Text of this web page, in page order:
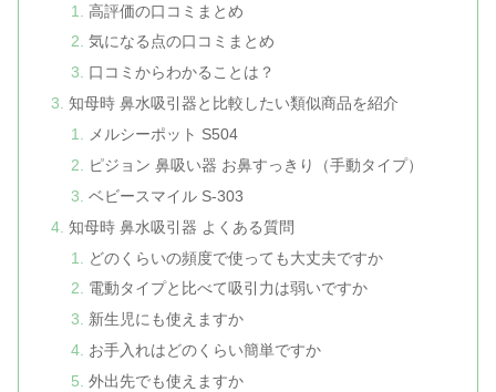
高評価の口コミまとめ
気になる点の口コミまとめ
口コミからわかることは？
知母時 鼻水吸引器と比較したい類似商品を紹介
メルシーポット S504
ピジョン 鼻吸い器 お鼻すっきり（手動タイプ）
ベビースマイル S-303
知母時 鼻水吸引器 よくある質問
どのくらいの頻度で使っても大丈夫ですか
電動タイプと比べて吸引力は弱いですか
新生児にも使えますか
お手入れはどのくらい簡単ですか
外出先でも使えますか